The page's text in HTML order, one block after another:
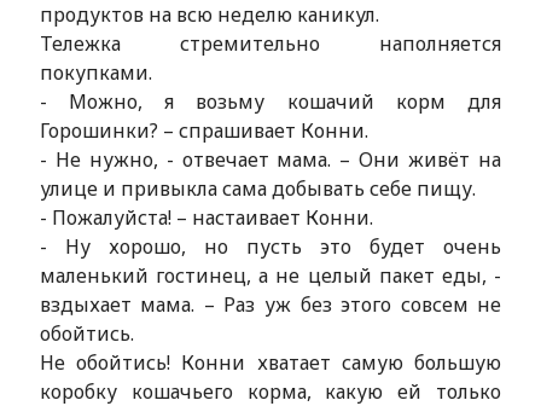
продуктов на всю неделю каникул.
Тележка стремительно наполняется
покупками.
- Можно, я возьму кошачий корм для
Горошинки? – спрашивает Конни.
- Не нужно, - отвечает мама. – Они живёт на
улице и привыкла сама добывать себе пищу.
- Пожалуйста! – настаивает Конни.
- Ну хорошо, но пусть это будет очень
маленький гостинец, а не целый пакет еды, -
вздыхает мама. – Раз уж без этого совсем не
обойтись.
Не обойтись! Конни хватает самую большую
коробку кошачьего корма, какую ей только